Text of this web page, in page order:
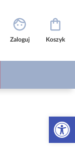
Otwórz
Zaloguj Koszyk